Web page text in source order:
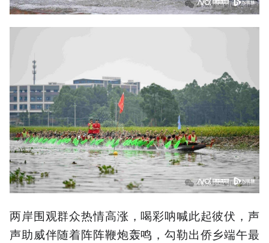
两岸围观群众热情高涨，喝彩呐喊此起彼伏，声
声助威伴随着阵阵鞭炮轰鸣，勾勒出侨乡端午最